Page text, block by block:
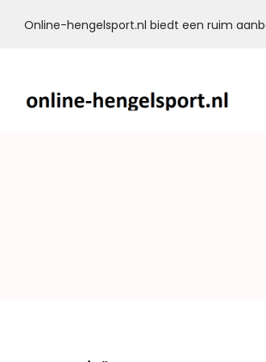
Online-hengelsport.nl biedt een ruim